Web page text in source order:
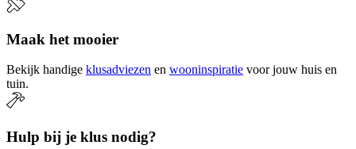
Maak het mooier
Bekijk handige klusadviezen en wooninspiratie voor jouw huis en
tuin.
Hulp bij je klus nodig?